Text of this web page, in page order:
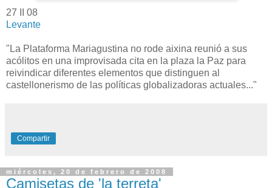
27 II 08
Levante
"La Plataforma Mariagustina no rode aixina reunió a sus
acólitos en una improvisada cita en la plaza la Paz para
reivindicar diferentes elementos que distinguen al
castellonerismo de las políticas globalizadoras actuales..."
Compartir
miércoles, 20 de febrero de 2008
Camisetas de 'la terreta'